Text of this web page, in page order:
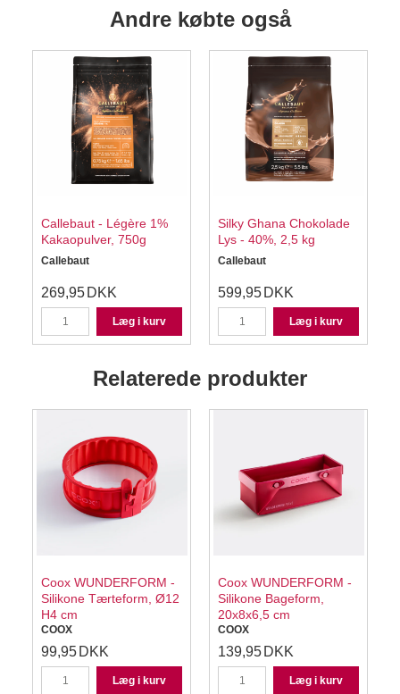
Andre købte også
Callebaut - Légère 1%
Kakaopulver, 750g
Callebaut
269,95 DKK
Læg i kurv
Silky Ghana Chokolade
Lys - 40%, 2,5 kg
Callebaut
599,95 DKK
Læg i kurv
Relaterede produkter
Coox WUNDERFORM -
Silikone Tærteform, Ø12
H4 cm
COOX
99,95 DKK
Læg i kurv
Coox WUNDERFORM -
Silikone Bageform,
20x8x6,5 cm
COOX
139,95 DKK
Læg i kurv